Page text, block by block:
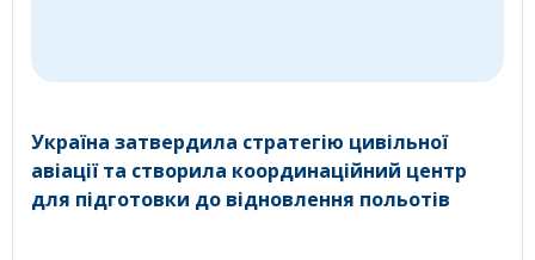
Україна затвердила стратегію цивільної
авіації та створила координаційний центр
для підготовки до відновлення польотів